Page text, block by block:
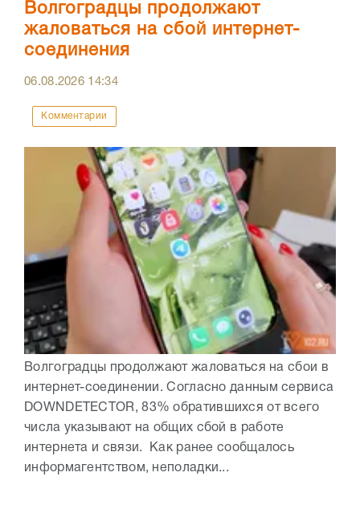
Волгоградцы продолжают
жаловаться на сбой интернет-
соединения
06.08.2026 14:34
Комментарии
Волгоградцы продолжают жаловаться на сбои в
интернет-соединении. Согласно данным сервиса
DOWNDETECTOR, 83% обратившихся от всего
числа указывают на общих сбой в работе
интернета и связи. Как ранее сообщалось
информагентством, неполадки...